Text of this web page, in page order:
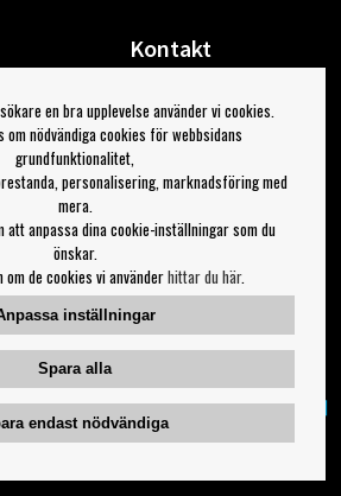
Kontakt
Din sida
Logga ut
ha tips från Bengans
för nyhetsbrev
en bra upplevelse använder vi cookies.
om nödvändiga cookies för webbsidans
grundfunktionalitet,
personalisering, marknadsföring med
mera.
att anpassa dina cookie-inställningar som du
önskar.
de cookies vi använderhittar du här.
inställningar
Spara alla
endast nödvändiga